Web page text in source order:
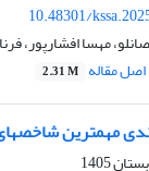
10.48301/
مهسا افشارپور،
اصل مقاله 2.31 M
مهمترین